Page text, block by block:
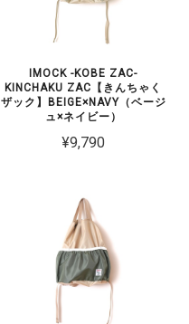
IMOCK -KOBE ZAC-
KINCHAKU ZAC【きんちゃく
ザック】BEIGE×NAVY（ベージ
ュ×ネイビー）
¥9,790